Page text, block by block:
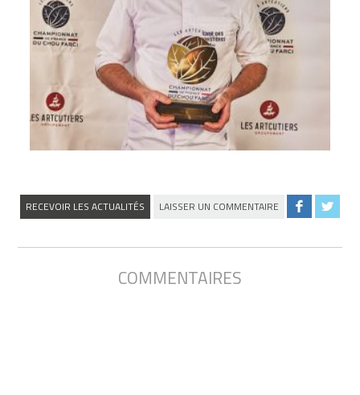
RECEVOIR LES ACTUALITÉS LAISSER UN COMMENTAIRE
COMMENTAIRES